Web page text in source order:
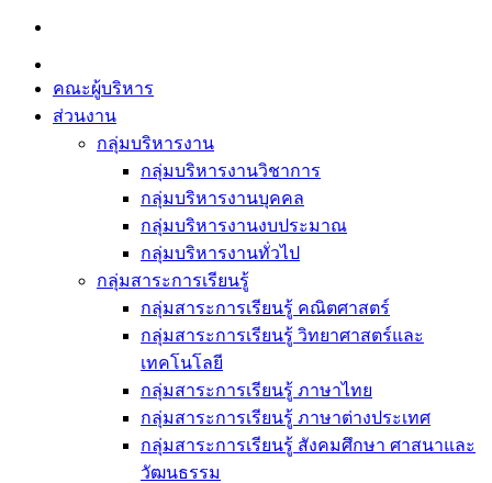
Skip
content
คณะผู้บริหาร
ส่วนงาน
กลุ่มบริหารงาน
กลุ่มบริหารงานวิชาการ
กลุ่มบริหารงานบุคคล
กลุ่มบริหารงานงบประมาณ
กลุ่มบริหารงานทั่วไป
กลุ่มสาระการเรียนรู้
กลุ่มสาระการเรียนรู้ คณิตศาสตร์
กลุ่มสาระการเรียนรู้ วิทยาศาสตร์และ
เทคโนโลยี
กลุ่มสาระการเรียนรู้ ภาษาไทย
กลุ่มสาระการเรียนรู้ ภาษาต่างประเทศ
กลุ่มสาระการเรียนรู้ สังคมศึกษา ศาสนาและ
วัฒนธรรม